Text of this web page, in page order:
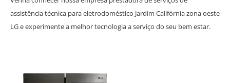
assistência técnica para eletrodoméstico Jardim Califórnia zona oeste
LG e experimente a melhor tecnologia a serviço do seu bem estar.